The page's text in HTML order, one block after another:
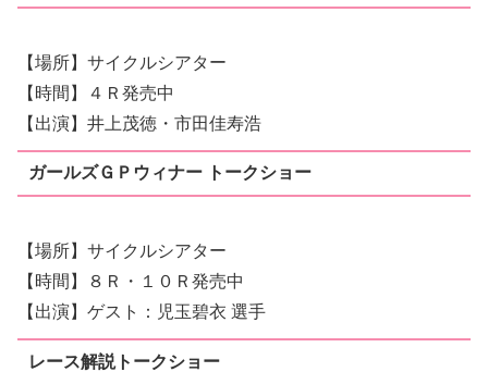
【場所】サイクルシアター
【時間】４Ｒ発売中
【出演】井上茂徳・市田佳寿浩
ガールズＧＰウィナー トークショー
【場所】サイクルシアター
【時間】８Ｒ・１０Ｒ発売中
【出演】ゲスト：児玉碧衣 選手
レース解説トークショー